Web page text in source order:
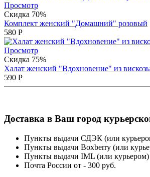
Просмотр
Скидка 70%
Комплект женский "Домашний" розовый
580 Р
Просмотр
Скидка 75%
Халат женский "Вдохновение" из
590 Р
Доставка в Ваш город
Пункты выдачи СДЭК (или
Пункты выдачи Boxberry (или
Пункты выдачи IML (или
Почта России от - 300 руб.